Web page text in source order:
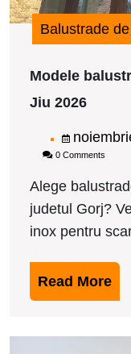
Balustrade
Modele
Jiu 2026
de
inox
ieftine
in
Targu
Jiu
2026
0 Comments
Alege
judetul Gorj?
inox pentru
Read More